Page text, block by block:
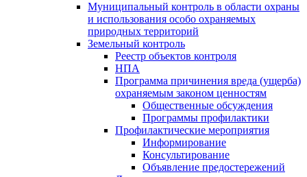
Муниципальный контроль в области охраны
и использования особо охраняемых
природных территорий
Земельный контроль
Реестр объектов контроля
НПА
Программа причинения вреда (ущерба)
охраняемым законом ценностям
Общественные обсуждения
Программы профилактики
Профилактические мероприятия
Информирование
Консультирование
Объявление предостережений